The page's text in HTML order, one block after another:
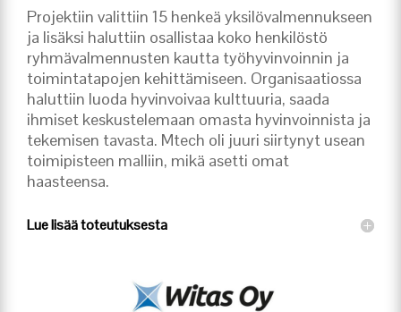
Projektiin valittiin 15 henkeä yksilövalmennukseen
ja lisäksi haluttiin osallistaa koko henkilöstö
ryhmävalmennusten kautta työhyvinvoinnin ja
toimintatapojen kehittämiseen. Organisaatiossa
haluttiin luoda hyvinvoivaa kulttuuria, saada
ihmiset keskustelemaan omasta hyvinvoinnista ja
tekemisen tavasta. Mtech oli juuri siirtynyt usean
toimipisteen malliin, mikä asetti omat
haasteensa.
Lue lisää toteutuksesta